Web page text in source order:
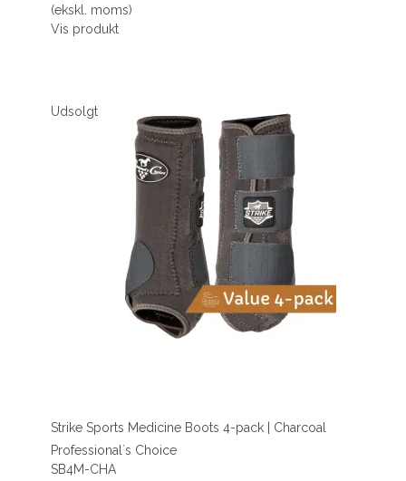
(ekskl. moms)
Vis produkt
Udsolgt
Strike Sports Medicine Boots 4-pack | Charcoal
Professional´s Choice
SB4M-CHA